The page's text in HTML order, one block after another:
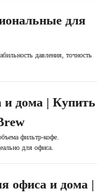
для
давления, точность
и дома | Купить
фильтр-кофе.
для офиса.
офиса и дома |